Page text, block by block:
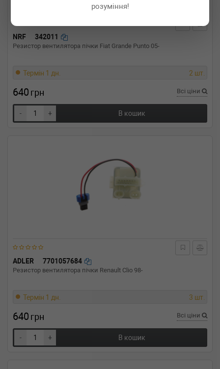
розуміння!
NRF 342011
Резистор вентилятора пічки Fiat Grande Punto 05-
Термін 1 дн. 2 шт.
640 грн Всі ціни
- + В кошик
ADLER 7701057684
Резистор вентилятора пічки Renault Clio 98-
Термін 1 дн. 3 шт.
640 грн Всі ціни
- + В кошик